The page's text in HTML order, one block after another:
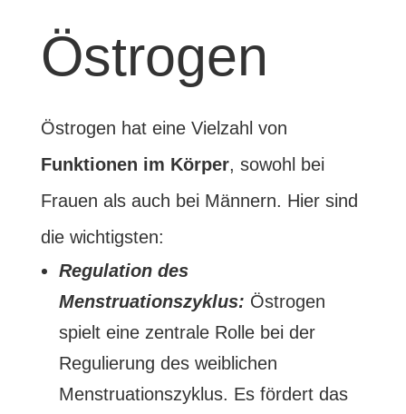
Östrogen
Östrogen hat eine Vielzahl von
Funktionen im Körper, sowohl bei
Frauen als auch bei Männern. Hier sind
die wichtigsten:
Regulation des
Menstruationszyklus: Östrogen
spielt eine zentrale Rolle bei der
Regulierung des weiblichen
Menstruationszyklus. Es fördert das